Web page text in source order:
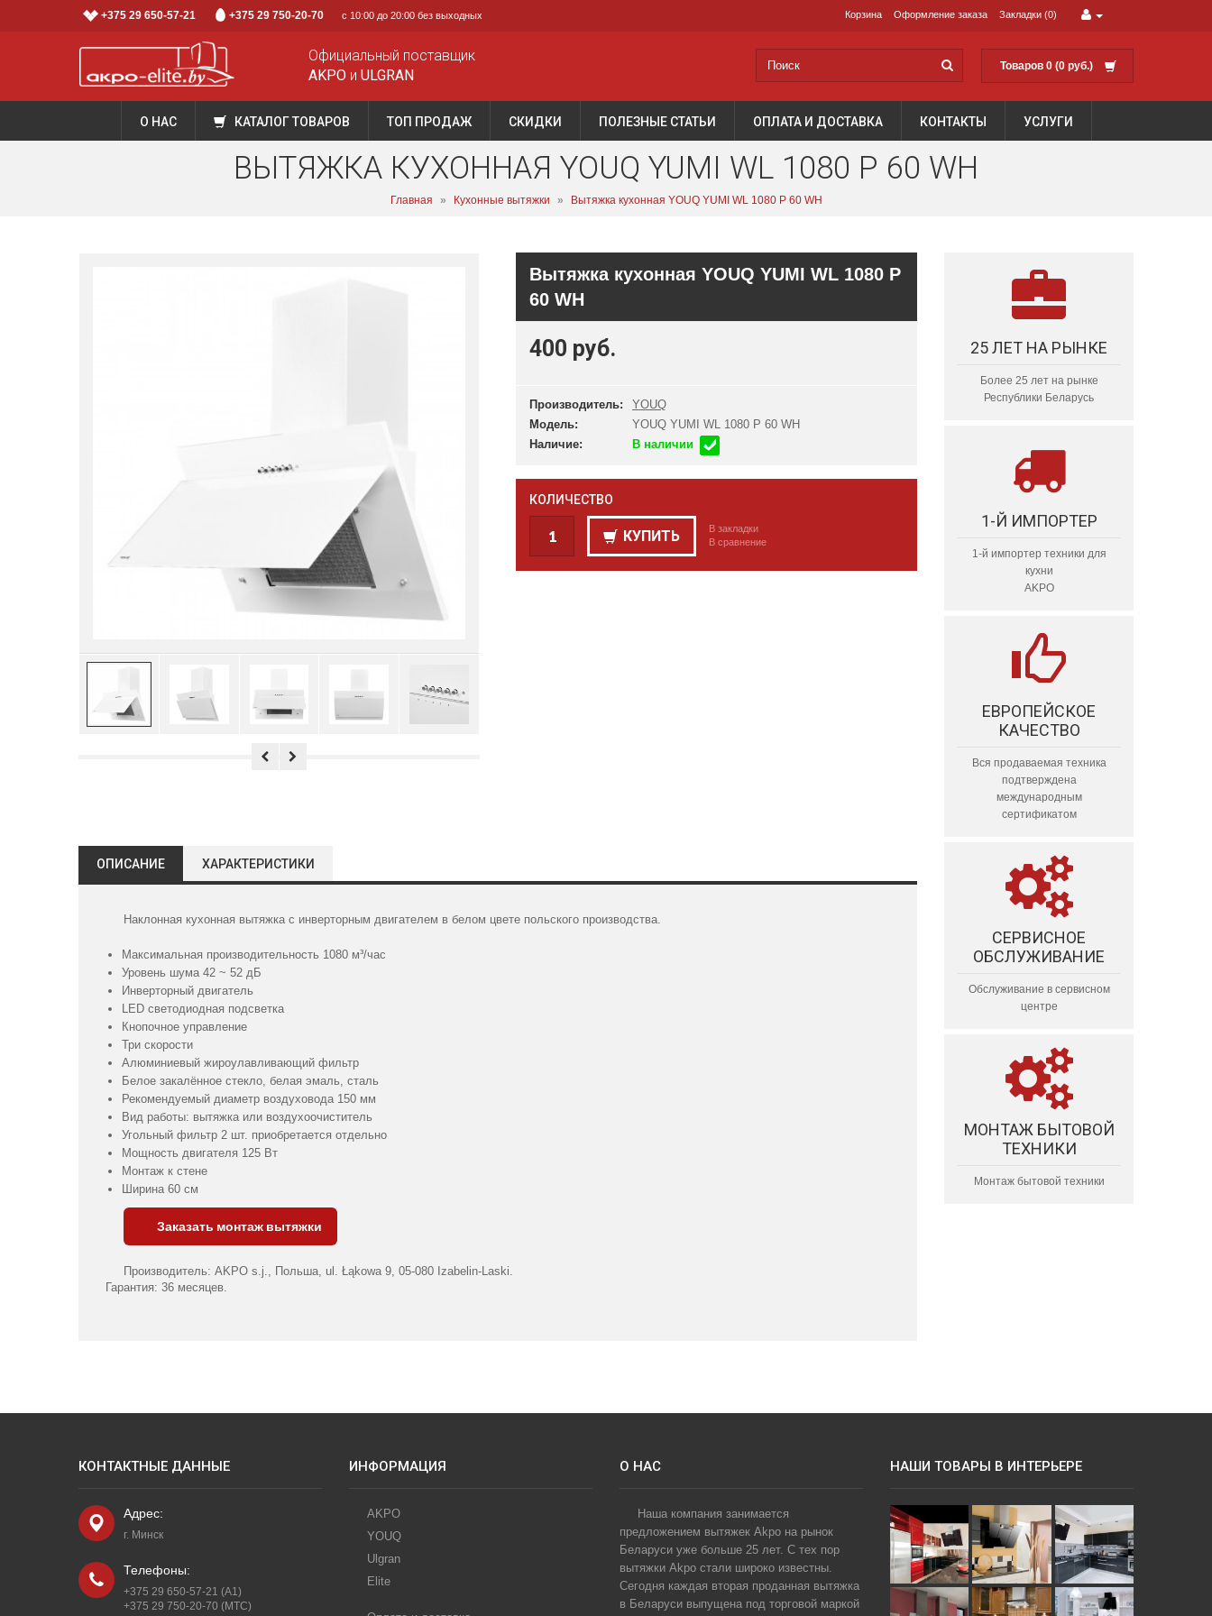
+375 29 650-57-21 +375 29 750-20-70 с 10:00 до 20:00 без выходных Корзина Оформление заказа Закладки (0)
Официальный поставщик
AKPO и ULGRAN
Товаров 0 (0 руб.)
О НАС КАТАЛОГ ТОВАРОВ ТОП ПРОДАЖ СКИДКИ ПОЛЕЗНЫЕ СТАТЬИ ОПЛАТА И ДОСТАВКА КОНТАКТЫ УСЛУГИ
ВЫТЯЖКА КУХОННАЯ YOUQ YUMI WL 1080 P 60 WH
Главная » Кухонные вытяжки » Вытяжка кухонная YOUQ YUMI WL 1080 P 60 WH
Вытяжка кухонная YOUQ YUMI WL 1080 P
60 WH
400 руб.
Производитель:
YOUQ
Модель:
YOUQ YUMI WL 1080 P 60 WH
Наличие:
В наличии
КОЛИЧЕСТВО
КУПИТЬ
В закладки
В сравнение
ОПИСАНИЕ ХАРАКТЕРИСТИКИ
Наклонная кухонная вытяжка с инверторным двигателем в белом цвете польского производства.
Максимальная производительность 1080 м³/час
Уровень шума 42 ~ 52 дБ
Инверторный двигатель
LED светодиодная подсветка
Кнопочное управление
Три скорости
Алюминиевый жироулавливающий фильтр
Белое закалённое стекло, белая эмаль, сталь
Рекомендуемый диаметр воздуховода 150 мм
Вид работы: вытяжка или воздухоочиститель
Угольный фильтр 2 шт. приобретается отдельно
Мощность двигателя 125 Вт
Монтаж к стене
Ширина 60 см
Заказать монтаж вытяжки
Производитель: AKPO s.j., Польша, ul. Łąkowa 9, 05-080 Izabelin-Laski.
Гарантия: 36 месяцев.
25 ЛЕТ НА РЫНКЕ
Более 25 лет на рынке
Республики Беларусь
1-Й ИМПОРТЕР
1-й импортер техники для
кухни
AKPO
ЕВРОПЕЙСКОЕ
КАЧЕСТВО
Вся продаваемая техника
подтверждена
международным
сертификатом
СЕРВИСНОЕ
ОБСЛУЖИВАНИЕ
Обслуживание в сервисном
центре
МОНТАЖ БЫТОВОЙ
ТЕХНИКИ
Монтаж бытовой техники
КОНТАКТНЫЕ ДАННЫЕ
Адрес:
г. Минск
Телефоны:
+375 29 650-57-21 (A1)
+375 29 750-20-70 (МТС)
ИНФОРМАЦИЯ
AKPO
YOUQ
Ulgran
Elite
О НАС
Наша компания занимается
предложением вытяжек Akpo на рынок
Беларуси уже больше 25 лет. С тех пор
вытяжки Akpo стали широко известны.
Сегодня каждая вторая проданная вытяжка
в Беларуси выпущена под торговой маркой
НАШИ ТОВАРЫ В ИНТЕРЬЕРЕ